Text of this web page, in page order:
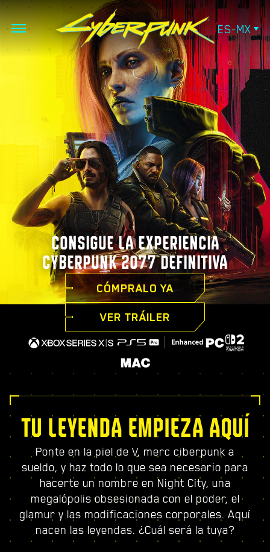
ES-MX
CONSIGUE LA EXPERIENCIA
CYBERPUNK 2077 DEFINITIVA
CÓMPRALO YA
VER TRÁILER
TU LEYENDA EMPIEZA AQUÍ
Ponte en la piel de V, merc ciberpunk a
sueldo, y haz todo lo que sea necesario para
hacerte un nombre en Night City, una
megalópolis obsesionada con el poder, el
glamur y las modificaciones corporales. Aquí
nacen las leyendas. ¿Cuál será la tuya?